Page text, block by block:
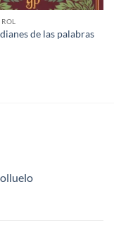
de las palabras